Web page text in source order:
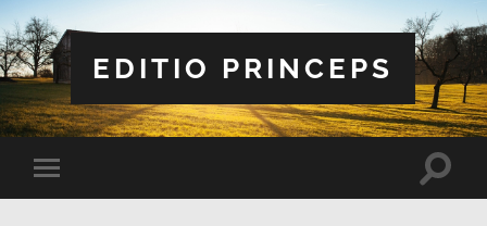
EDITIO PRINCEPS
Slå
på/av
Slå